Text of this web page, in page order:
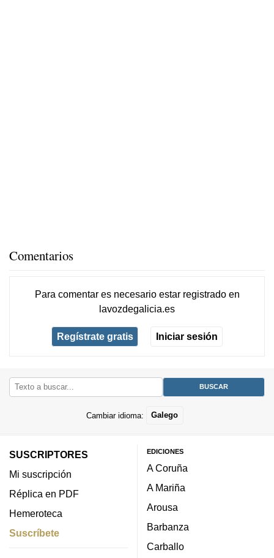
Comentarios
Para comentar es necesario estar registradoen
lavozdegalicia.es
Regístrate gratis Iniciar sesión
Cambiar idioma: Galego
SUSCRIPTORES
Mi suscripción
Réplica en PDF
Hemeroteca
Suscríbete
EDICIONES
A Coruña
A Mariña
Arousa
Barbanza
Carballo